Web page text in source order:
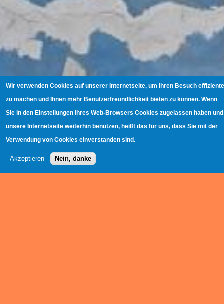
Wir verwenden Cookies auf unserer Internetseite, um Ihren Besuch
zu machen und Ihnen mehr Benutzerfreundlichkeit bieten zu können. Wenn
Sie in den Einstellungen Ihres Web-Browsers Cookies zugelassen haben und
unsere Internetseite weiterhin benutzen, heißt das für uns, dass Sie mit der
Verwendung von Cookies einverstanden sind.
Akzeptieren Nein, danke